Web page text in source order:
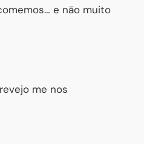
e não muito
me nos